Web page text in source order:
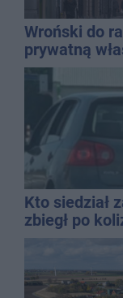
Wroński do
prywatną
gospodarką
Kto siedział
zbiegł po